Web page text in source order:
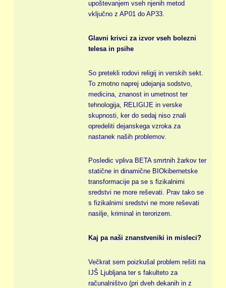
upoštevanjem vseh njenih metod
vključno z AP01 do AP33.
Glavni krivci za izvor vseh bolezni
telesa in psihe
So pretekli rodovi religij in verskih sekt.
To zmotno naprej udejanja sodstvo,
medicina, znanost in umetnost ter
tehnologija, RELIGIJE in verske
skupnosti, ker do sedaj niso znali
opredeliti dejanskega vzroka za
nastanek naših problemov.
Posledic vpliva BETA smrtnih žarkov ter
statične in dinamične BIOkibernetske
transformacije pa se s fizikalnimi
sredstvi ne more reševati. Prav tako se
s fizikalnimi sredstvi ne more reševati
nasilje, kriminal in terorizem.
Kaj pa naši znanstveniki in misleci?
Večkrat sem poizkušal problem rešiti na
IJŠ Ljubljana ter s fakulteto za
računalništvo (pri dveh dekanih in z